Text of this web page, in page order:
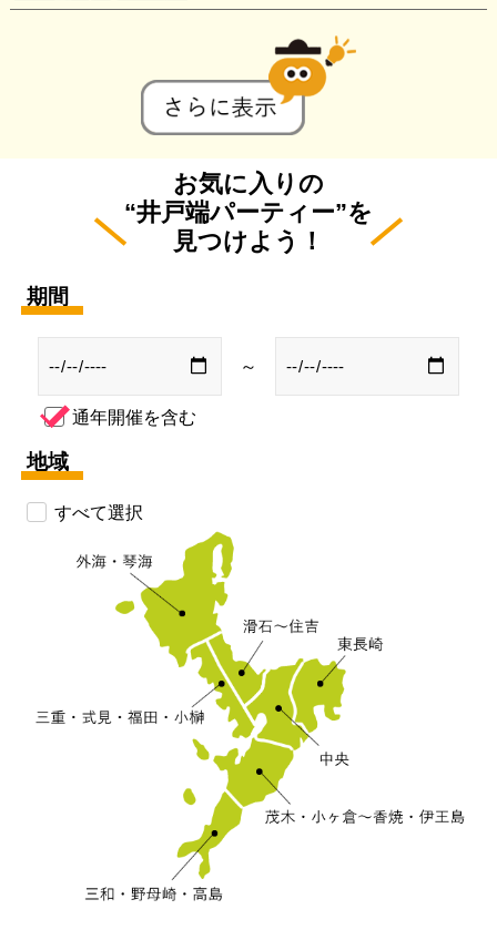
お気に入りの
“井戸端パーティー”を
見つけよう！
期間
～
通年開催を含む
地域
すべて選択